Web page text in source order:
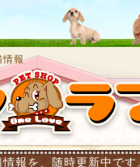
情報
新中です。チワワ・